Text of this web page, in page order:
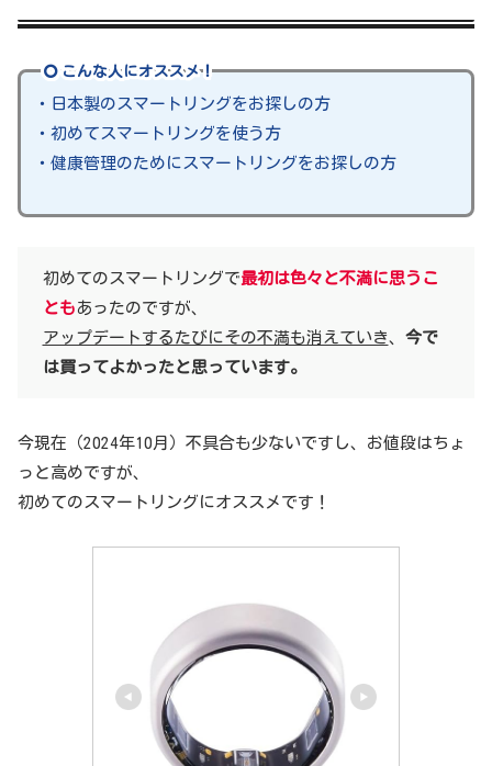
こんな人にオススメ！
・日本製のスマートリングをお探しの方
・初めてスマートリングを使う方
・健康管理のためにスマートリングをお探しの方
初めてのスマートリングで最初は色々と不満に思うこ
ともあったのですが、
アップデートするたびにその不満も消えていき、 今で
は買ってよかったと思っています。
今現在（2024年10月）不具合も少ないですし、お値段はちょ
っと高めですが、
初めてのスマートリングにオススメです！